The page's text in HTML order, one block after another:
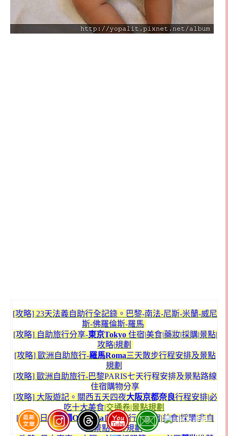
[攻略] 23天法義自助行全記錄。巴黎-南法-尼斯-米蘭-威尼
斯-佛羅倫斯-羅馬
[攻略] 自助旅行分享-東京Tokyo住宿|美食|藥妝|採購|景點|
攻略|規劃
[攻略] 歐洲自助旅行-羅馬Roma三天散步行程安排及景點
規劃
[攻略] 歐洲自助旅行-巴黎PARIS七天行程安排及景點路線
住宿購物分享
[攻略] 大阪遊記。關西五天四夜大阪京都奈良行程安排|必
吃十大美食|交通卷|景點規劃
[攻略] 日本沖繩Okinawa自助旅行。住宿|美食|採購|非自
駕景點安排規劃